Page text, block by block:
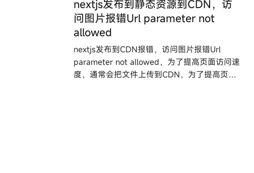
nextjs发布到静态资源到CDN，访
问图片报错Url parameter not
allowed
nextjs发布到CDN报错，访问图片报错Url
parameter not allowed，为了提高页面访问速
度，通常会把文件上传到CDN，为了提高页面